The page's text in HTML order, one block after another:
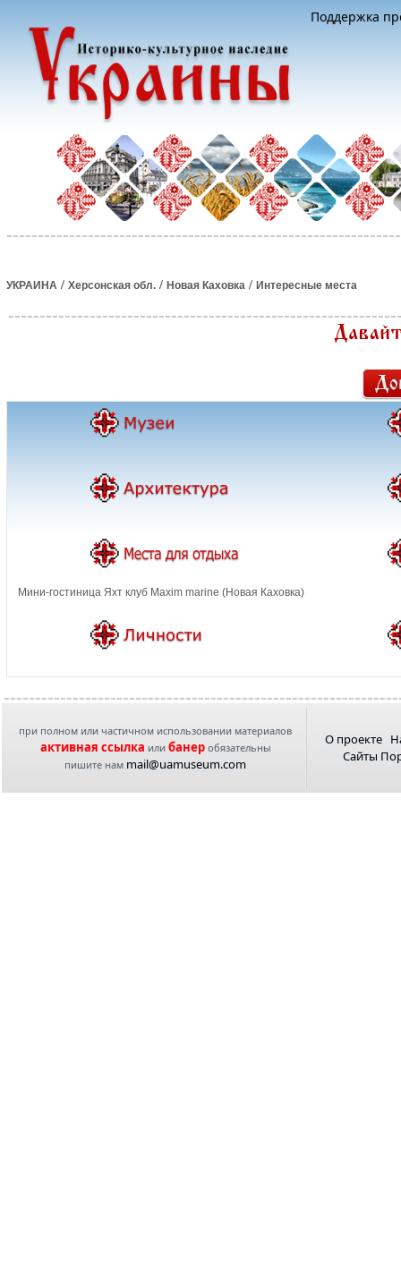
Поддержка
УКРАИНА / Херсонская обл. / Новая Каховка / Интересные места
Мини-гостиница Яхт клуб Maxim marine (Новая Каховка)
при полном или частичном использовании материалов
активная ссылка или банеробязательны
пишите нам mail@uamuseum.com
О проекте
Сайты